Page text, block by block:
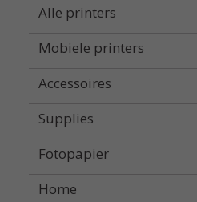
Alle printers
Mobiele printers
Accessoires
Supplies
Fotopapier
Home